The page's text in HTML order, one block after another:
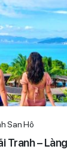
San Hô
Tranh –